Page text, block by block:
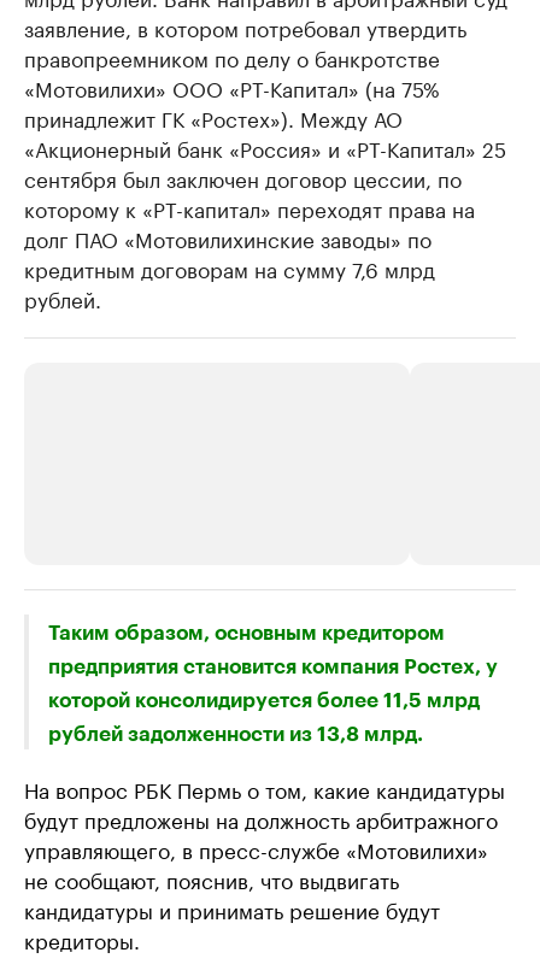
заявление, в котором потребовал утвердить
правопреемником по делу о банкротстве
«Мотовилихи» ООО «РТ-Капитал» (на 75%
принадлежит ГК «Ростех»). Между АО
«Акционерный банк «Россия» и «РТ-Капитал» 25
сентября был заключен договор цессии, по
которому к «РТ-капитал» переходят права на
долг ПАО «Мотовилихинские заводы» по
кредитным договорам на сумму 7,6 млрд
рублей.
Крупные организации в
нефтегазовой промышленности
Найдите и проверьте данные в каталоге
Таким образом, основным кредитором
предприятия становится компания Ростех, у
которой консолидируется более 11,5 млрд
рублей задолженности из 13,8 млрд.
На вопрос РБК Пермь о том, какие кандидатуры
будут предложены на должность арбитражного
управляющего, в пресс-службе «Мотовилихи»
не сообщают, пояснив, что выдвигать
кандидатуры и принимать решение будут
кредиторы.